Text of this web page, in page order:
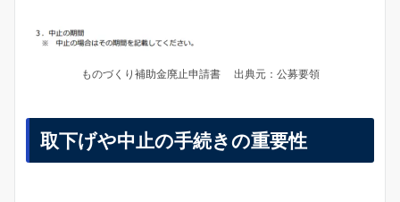
ものづくり補助金廃止申請書 出典元：公募要領
取下げや中止の手続きの重要性